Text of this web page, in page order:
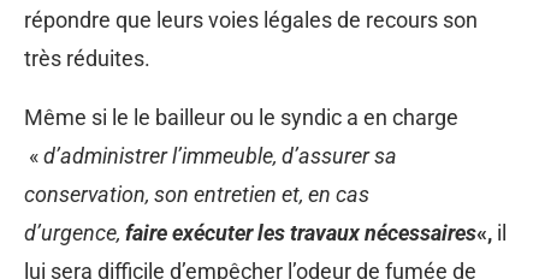
répondre que leurs voies légales de recours son
très réduites.
Même si le le bailleur ou le syndic a en charge
«d’administrer l’immeuble, d’assurer sa
conservation, son entretien et, en cas
d’urgence, faire exécuter les travaux nécessaires«, il
lui sera difficile d’empêcher l’odeur de fumée de